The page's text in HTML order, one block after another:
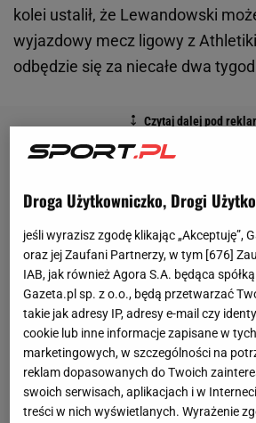
kolei ustalił, że Lewandowski
wyjazdowy mecz ligowy z
odbędzie się za niecałe dwa
Droga Użytkowniczko, Drogi
jeśli wyrazisz zgodę klikając „Akceptuję”,
oraz jej Zaufani Partnerzy, w tym [676]
IAB, jak również Agora S.A. będąca
Gazeta.pl sp. z o.o., będą przetwarzać
takie jak adresy IP, adresy e-mail czy
cookie lub inne informacje zapisane w
marketingowych, w szczególności na
reklam dopasowanych do Twoich
swoich serwisach, aplikacjach i w
treści w nich wyświetlanych. Wyrażenie